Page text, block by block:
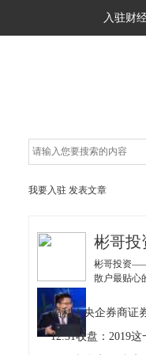
入驻财
我要入驻 发表文章
彬哥投
彬哥投资
散户最贴心
福利！央企券商证券
12.31收盘：2019这